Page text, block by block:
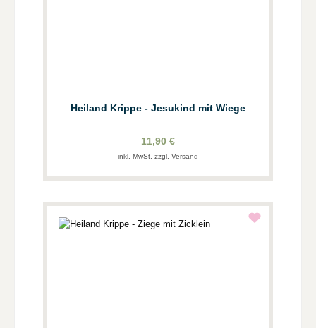
Heiland Krippe - Jesukind mit Wiege
11,90 €
inkl. MwSt. zzgl. Versand